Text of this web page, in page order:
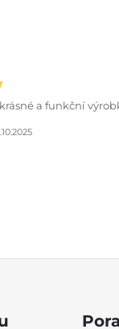
a funkční